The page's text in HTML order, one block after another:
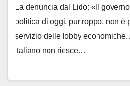
La denuncia dal Lido: «Il
politica di oggi, purtroppo, non è
servizio delle lobby economiche.
italiano non riesce…